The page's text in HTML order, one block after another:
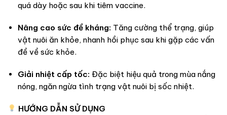
quá dày hoặc sau khi tiêm vaccine.
Nâng cao sức đề kháng: Tăng cường thể trạng, giúp
vật nuôi ăn khỏe, nhanh hồi phục sau khi gặp các vấn
đề về sức khỏe.
Giải nhiệt cấp tốc: Đặc biệt hiệu quả trong mùa nắng
nóng, ngăn ngừa tình trạng vật nuôi bị sốc nhiệt.
HƯỚNG DẪN SỬ DỤNG